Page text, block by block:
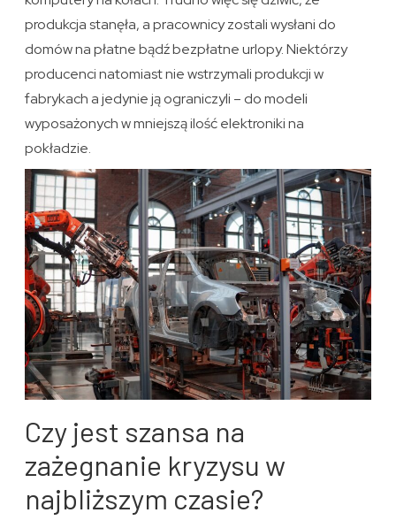
produkcja stanęła, a pracownicy zostali wysłani do
domów na płatne bądź bezpłatne urlopy. Niektórzy
producenci natomiast nie wstrzymali produkcji w
fabrykach a jedynie ją ograniczyli – do modeli
wyposażonych w mniejszą ilość elektroniki na
pokładzie.
Czy jest szansa na
zażegnanie kryzysu w
najbliższym czasie?